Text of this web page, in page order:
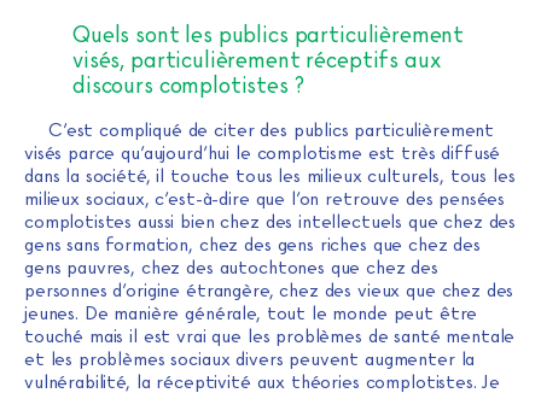
Quels sont les publics particulièrement
visés, particulièrement réceptifs aux
discours complotistes ?
C’est compliqué de citer des publics particulièrement
visés parce qu’aujourd’hui le complotisme est très diffusé
dans la société, il touche tous les milieux culturels, tous les
milieux sociaux, c’est-à-dire que l’on retrouve des pensées
complotistes aussi bien chez des intellectuels que chez des
gens sans formation, chez des gens riches que chez des
gens pauvres, chez des autochtones que chez des
personnes d’origine étrangère, chez des vieux que chez des
jeunes. De manière générale, tout le monde peut être
touché mais il est vrai que les problèmes de santé mentale
et les problèmes sociaux divers peuvent augmenter la
vulnérabilité, la réceptivité aux théories complotistes. Je